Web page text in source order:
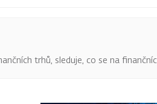
trhů, sleduje, co se na